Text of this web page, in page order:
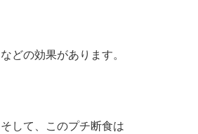
などの効果があります。
そして、このプチ断食は